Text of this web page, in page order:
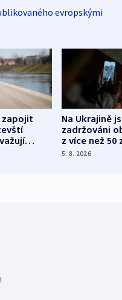
evropskými
zapojit
Na Ukrajině
zadržováni
z více než 50
Bojovali na
5. 8. 2026